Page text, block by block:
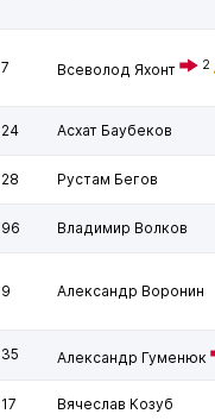
7 Всеволод Яхонт 2
24 Асхат Баубеков
28 Рустам Бегов
96 Владимир Волков
9 Александр Воронин
35 Александр Гуменюк
17 Вячеслав Козуб